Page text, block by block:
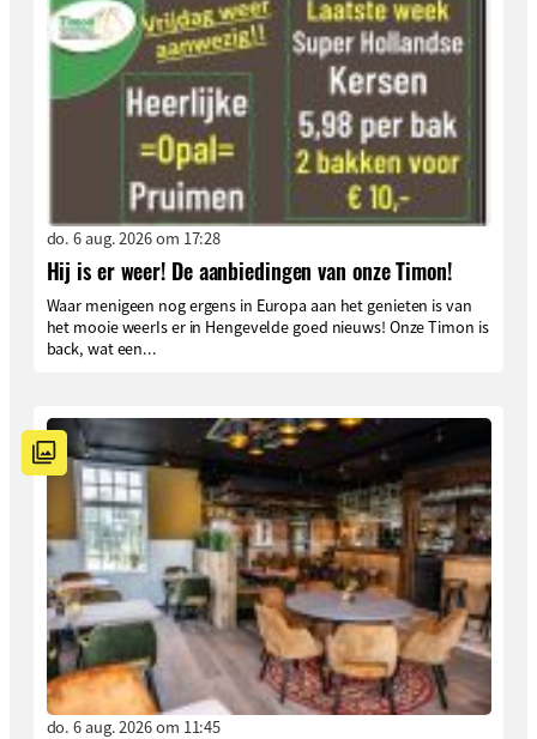
do. 6 aug. 2026 om 17:28
Hij is er weer! De aanbiedingen van onze Timon!
Waar menigeen nog ergens in Europa aan het genieten is van
het mooie weerIs er in Hengevelde goed nieuws! Onze Timon is
back, wat een...
do. 6 aug. 2026 om 11:45